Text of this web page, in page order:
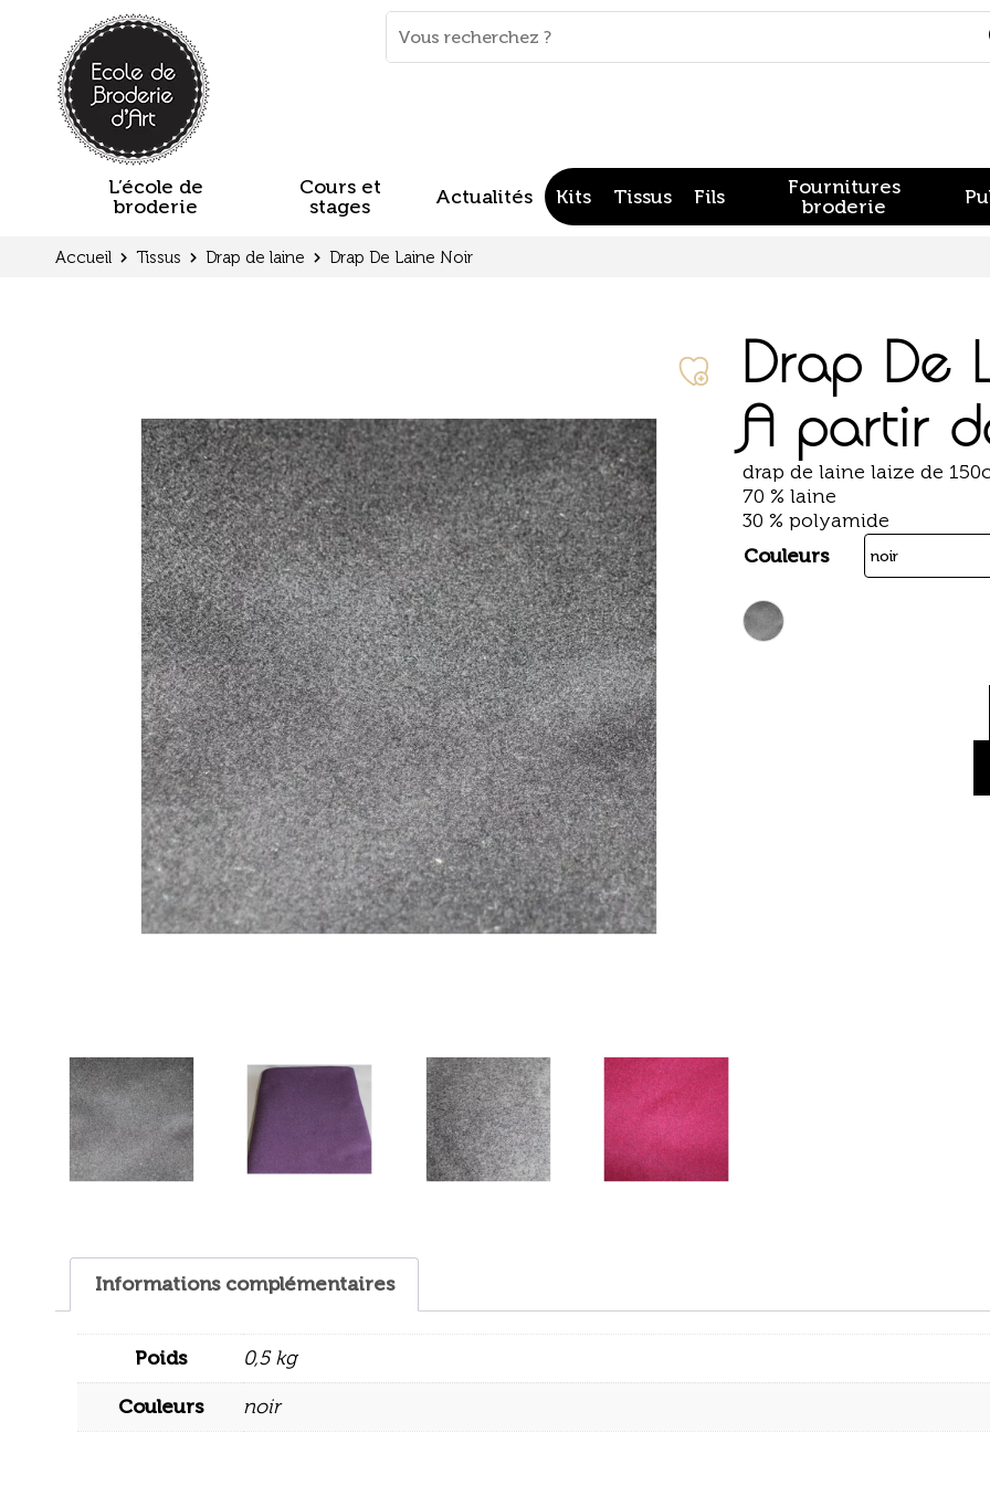
clés
L’école de
broderie
Cours et
stages
Actualités Kits Tissus Fils
Fournitures
broderie
Accueil Tissus Drap de laine Drap De Laine Noir
Drap De
A partir
drap de laine laize de
70 % laine
30 % polyamide
Couleurs
Informations complémentaires
Poids
0,5 kg
Couleurs
noir
Panneau de gestion des cookies